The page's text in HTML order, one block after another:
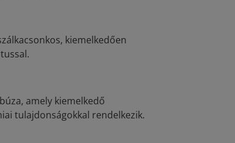
kiemelkedően
amely kiemelkedő
tulajdonságokkal rendelkezik.